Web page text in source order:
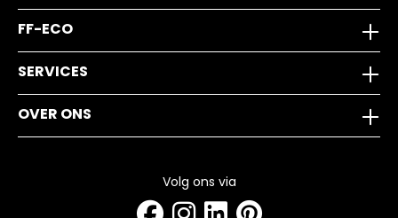
FF-ECO
SERVICES
OVER ONS
Volg ons via